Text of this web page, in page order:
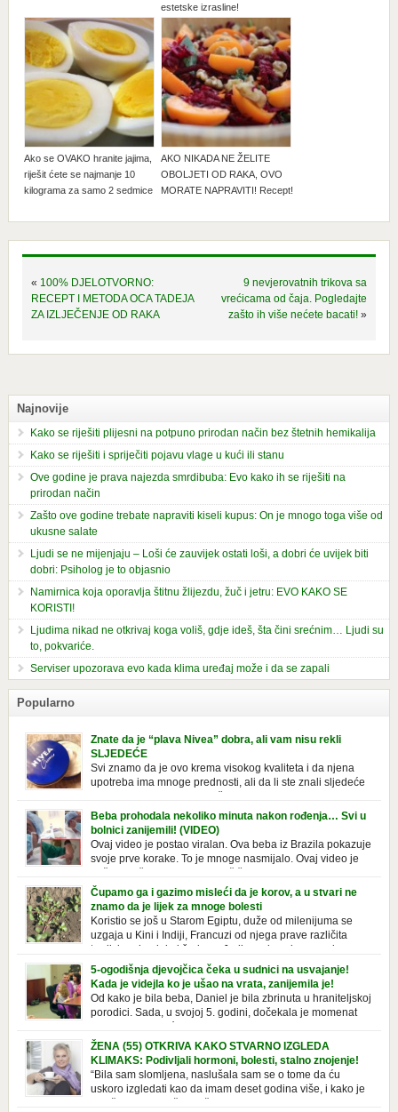
estetske izrasline!
Ako se OVAKO hranite jajima,
riješit ćete se najmanje 10
kilograma za samo 2 sedmice
AKO NIKADA NE ŽELITE
OBOLJETI OD RAKA, OVO
MORATE NAPRAVITI! Recept!
« 100% DJELOTVORNO:
RECEPT I METODA OCA TADEJA
ZA IZLJEČENJE OD RAKA
9 nevjerovatnih trikova sa
vrećicama od čaja. Pogledajte
zašto ih više nećete bacati! »
Najnovije
Kako se riješiti plijesni na potpuno prirodan način bez štetnih hemikalija
Kako se riješiti i spriječiti pojavu vlage u kući ili stanu
Ove godine je prava najezda smrdibuba: Evo kako ih se riješiti na
prirodan način
Zašto ove godine trebate napraviti kiseli kupus: On je mnogo toga više od
ukusne salate
Ljudi se ne mijenjaju – Loši će zauvijek ostati loši, a dobri će uvijek biti
dobri: Psiholog je to objasnio
Namirnica koja oporavlja štitnu žlijezdu, žuč i jetru: EVO KAKO SE
KORISTI!
Ljudima nikad ne otkrivaj koga voliš, gdje ideš, šta čini srećnim… Ljudi su
to, pokvariće.
Serviser upozorava evo kada klima uređaj može i da se zapali
Popularno
Znate da je “plava Nivea” dobra, ali vam nisu rekli
SLJEDEĆE
Svi znamo da je ovo krema visokog kvaliteta i da njena
upotreba ima mnoge prednosti, ali da li ste znali sljedeće
prepoznatljivog mirisa i jednostavne formule, jeste nezamenljiv inventar
u kupatilima i muškaraca i žena. Mnogi ljudi se ne odvajaju od nje, pa je
čak nose sa […]
Beba prohodala nekoliko minuta nakon rođenja… Svi u
bolnici zanijemili! (VIDEO)
Ovaj video je postao viralan. Ova beba iz Brazila pokazuje
svoje prve korake. To je mnoge nasmijalo. Ovaj video je
novorođenih beba. Video je snimila babica, pregledalo ga je preko 80
miliona ljudi. Ove babice su ostale u čudu nakon što su vidjeli kako
beba želi […]
Čupamo ga i gazimo misleći da je korov, a u stvari ne
znamo da je lijek za mnoge bolesti
Koristio se još u Starom Egiptu, duže od milenijuma se
uzgaja u Kini i Indiji, Francuzi od njega prave različita
tradicionalna jela i čorbe… Jedino mi gazimo po njemu,
čupamo ga i bacamo kao korov! Tušt je jednogodišnji, ali vrlo uporan
“korov” koji, ka­da nam se jednom nastani u bašti ili dvorištu, teško ga se
5-ogodišnja djevojčica čeka u sudnici na usvajanje!
Kada je videjla ko je ušao na vrata, zanijemila je!
Od kako je bila beba, Daniel je bila zbrinuta u hraniteljskoj
porodici. Sada, u svojoj 5. godini, dočekala je momenat
usvajanja, kada će dobiti novu, stalnu porodicu. Ovaj dan
je bio veoma poseban za djevojčicu i njenu novu porodicu, ali je uskoro
postao još čarobniji, zahvaljujući socijalnom radniku koji poznaje
Daniel. Njenoj novoj porodici je […]
ŽENA (55) OTKRIVA KAKO STVARNO IZGLEDA
KLIMAKS: Podivljali hormoni, bolesti, stalno znojenje!
“Bila sam slomljena, naslušala sam se o tome da ću
uskoro izgledati kao da imam deset godina više, i kako je
to težak period u životu žene, podloga za mnoge bolesti,